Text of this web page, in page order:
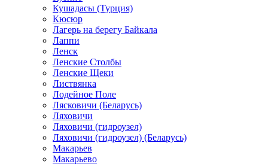
Кушадасы (Турция)
Кюсюр
Лагерь на берегу Байкала
Лаппи
Ленск
Ленские Столбы
Ленские Щеки
Листвянка
Лодейное Поле
Лясковичи (Беларусь)
Ляховичи
Ляховичи (гидроузел)
Ляховичи (гидроузел) (Беларусь)
Макарьев
Макарьево